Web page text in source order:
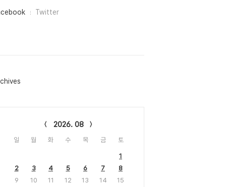
Twitter
2026. 08
일 월 화 수 목 금 토
1
2
3 4 5 6 7
8
9
10 11 12 13 14
15